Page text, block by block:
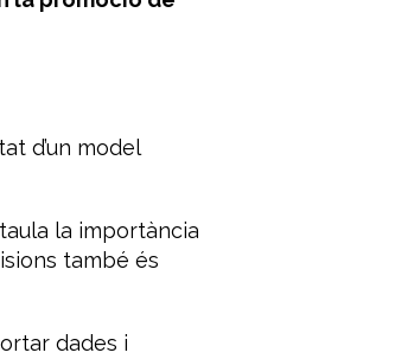
d’un model
la importància
també és
dades i